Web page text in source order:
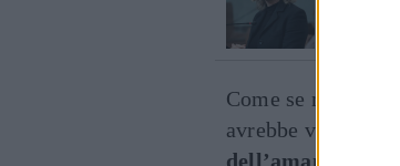
di
Come se non
avrebbe voluto
dell’amante